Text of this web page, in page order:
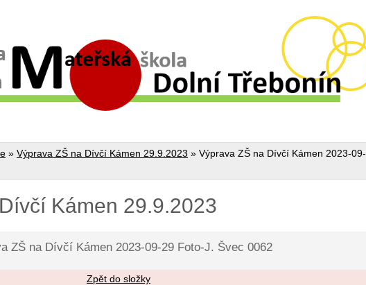
» Výprava ZŠ na Dívčí Kámen 29.9.2023 » Výprava ZŠ na Dívčí Kámen 2023-09-
Kámen 29.9.2023
ZŠ na Dívčí Kámen 2023-09-29 Foto-J. Švec 0062
Zpět do složky